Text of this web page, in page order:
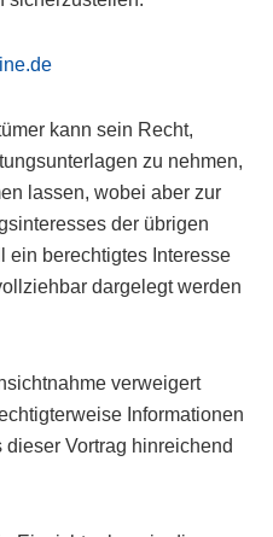
kann sein Recht,
zu nehmen,
lassen, wobei aber zur
der übrigen
ein berechtigtes Interesse
dargelegt werden
verweigert
Informationen
Vortrag hinreichend